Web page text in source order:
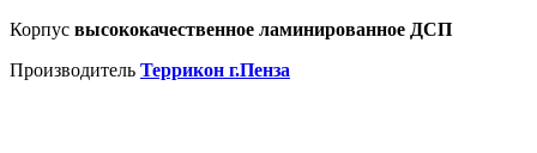
Корпус высококачественное ламинированное ДСП
Производитель Террикон г.Пенза